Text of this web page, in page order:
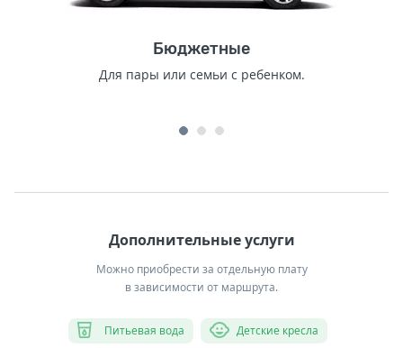
Бюджетные
Для пары или семьи с ребенком.
Дополнительные услуги
Можно приобрести за отдельную плату
в зависимости от маршрута.
Питьевая вода Детские кресла